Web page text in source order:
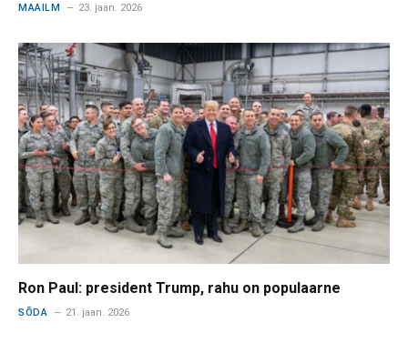
MAAILM 23. jaan. 2026
Ron Paul: president Trump, rahu on populaarne
SÕDA 21. jaan. 2026